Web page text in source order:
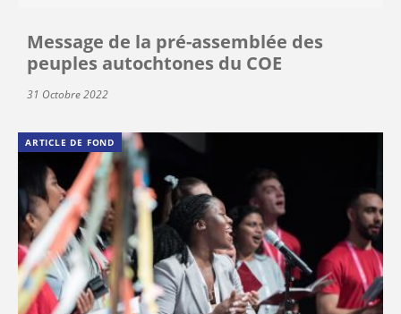
Message de la pré-assemblée des
peuples autochtones du COE
31 Octobre 2022
ARTICLE DE FOND